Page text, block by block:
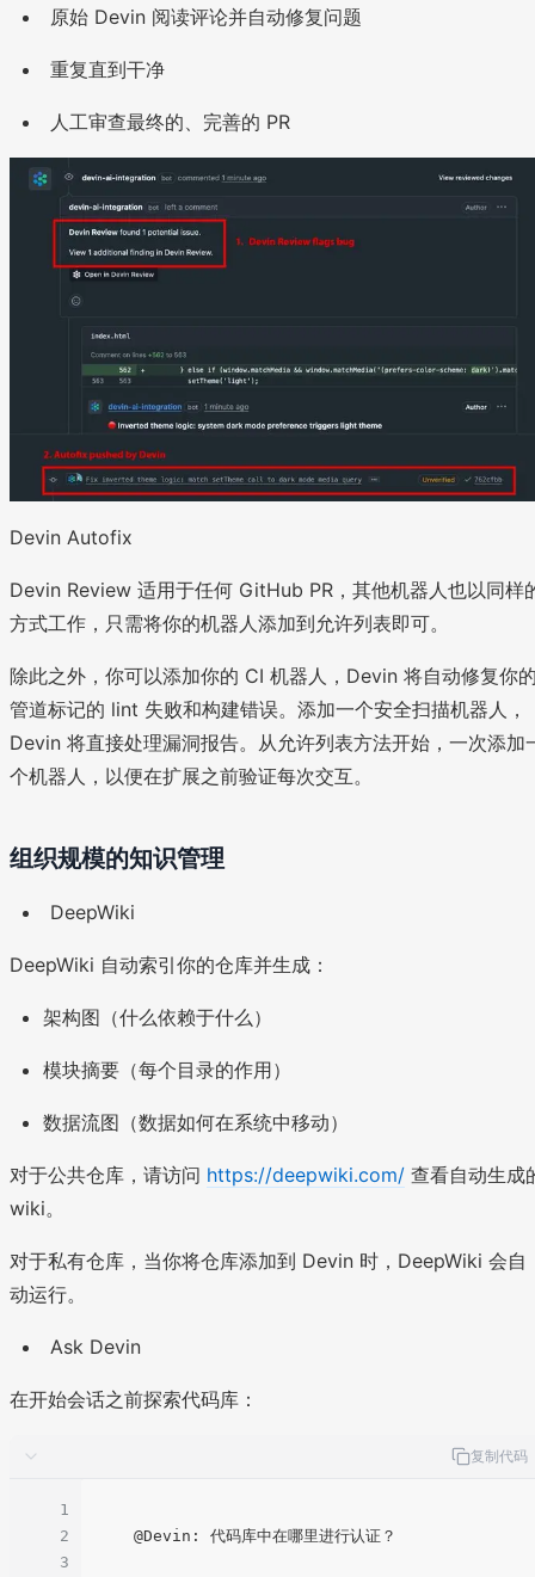
原始 Devin 阅读评论并自动修复问题
重复直到干净
人工审查最终的、完善的 PR
Devin Autofix
Devin Review 适用于任何 GitHub PR，其他机器人也以同样
方式工作，只需将你的机器人添加到允许列表即可。
除此之外，你可以添加你的 CI 机器人，Devin 将自动修复你
管道标记的 lint 失败和构建错误。添加一个安全扫描机器人，
Devin 将直接处理漏洞报告。从允许列表方法开始，一次添加
个机器人，以便在扩展之前验证每次交互。
组织规模的知识管理
DeepWiki
DeepWiki 自动索引你的仓库并生成：
架构图（什么依赖于什么）
模块摘要（每个目录的作用）
数据流图（数据如何在系统中移动）
对于公共仓库，请访问 https://deepwiki.com/ 查看自动生成
wiki。
对于私有仓库，当你将仓库添加到 Devin 时，DeepWiki 会自
动运行。
Ask Devin
在开始会话之前探索代码库：
复制代码
1
2
3